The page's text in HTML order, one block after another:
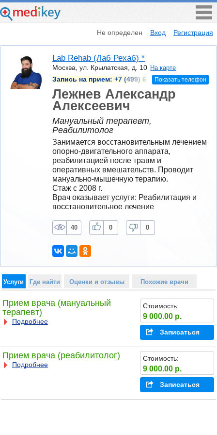
Не определен Вход Регистрация
Lab Rehab (Лаб Рехаб) *
Москва, ул. Крылатская, д. 10 На карте
Запись на прием: +7 (499) 6 Показать телефон
Лежнев Александр
Алексеевич
Мануальный терапевт,
Реабилитолог
Занимается восстановительным лечением
опорно-двигательного аппарата,
реабилитацией после травм и
оперативных вмешательств. Проводит
мануально-мышечную терапию.
Стаж с 2008 г.
Врач оказывает услуги: Реабилитация и
восстановительное лечение
40 0 0
Услуги Где найти Оценки и отзывы Похожие врачи
Прием врача (мануальный
терапевт)
Подробнее
Стоимость:
9 000.00 р.
Записаться
Прием врача (реабилитолог)
Подробнее
Стоимость:
9 000.00 р.
Записаться